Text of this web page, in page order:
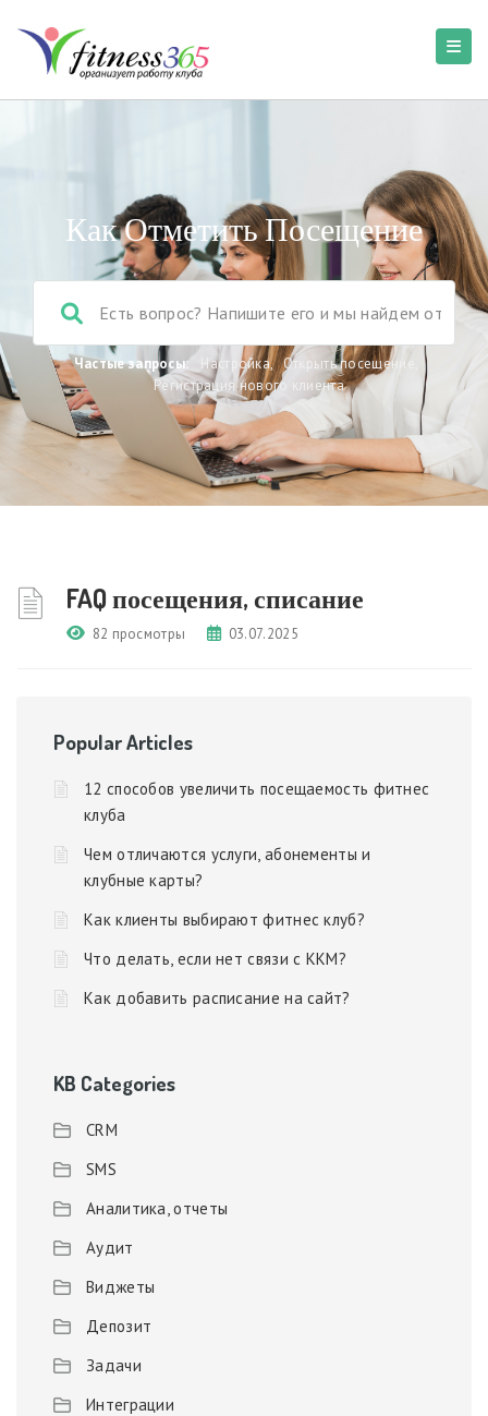
Как Отметить Посещение
Частые запросы: Настройка, Открыть посещение
Регистрация нового клиента
FAQ посещения, списание
82 просмотры 03.07.2025
Popular Articles
12 способов увеличить посещаемость фитнес
клуба
Чем отличаются услуги, абонементы и
клубные карты?
Как клиенты выбирают фитнес клуб?
Что делать, если нет связи с ККМ?
Как добавить расписание на сайт?
KB Categories
CRM
SMS
Аналитика, отчеты
Аудит
Виджеты
Депозит
Задачи
Интеграции